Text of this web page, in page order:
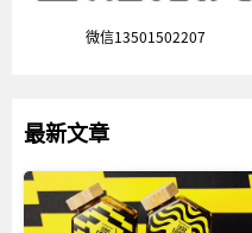
微信13501502207
最新文章